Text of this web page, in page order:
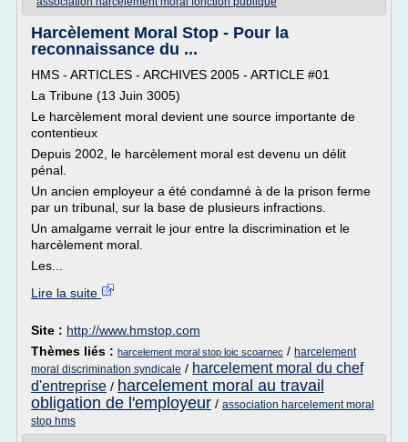
Harcèlement Moral Stop - Pour la
reconnaissance du ...
HMS - ARTICLES - ARCHIVES 2005 - ARTICLE #01
La Tribune (13 Juin 3005)
Le harcèlement moral devient une source importante de
contentieux
Depuis 2002, le harcèlement moral est devenu un délit
pénal.
Un ancien employeur a été condamné à de la prison ferme
par un tribunal, sur la base de plusieurs infractions.
Un amalgame verrait le jour entre la discrimination et le
harcèlement moral.
Les...
Lire la suite
Site : http://www.hmstop.com
Thèmes liés : harcelement moral stop loic scoarnec / harcelement
moral discrimination syndicale / harcelement moral du chef
d'entreprise / harcelement moral au travail
obligation de l'employeur / association harcelement moral
stop hms